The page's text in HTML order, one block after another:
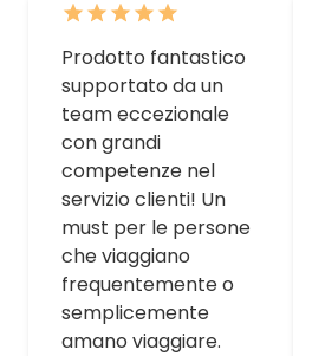
Prodotto fantastico
supportato da un
team eccezionale
con grandi
competenze nel
servizio clienti! Un
must per le persone
che viaggiano
frequentemente o
semplicemente
amano viaggiare.